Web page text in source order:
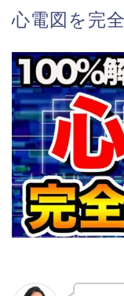
心電図を完